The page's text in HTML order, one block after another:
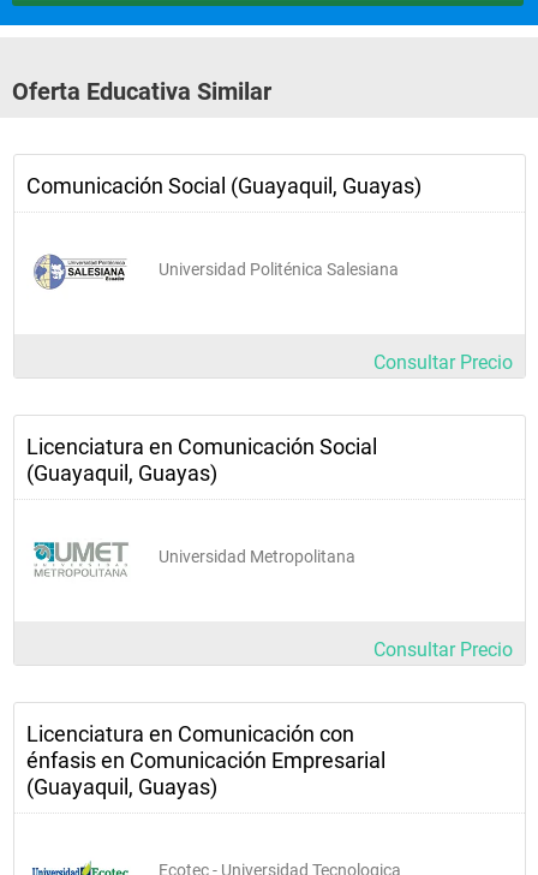
Oferta Educativa Similar
Comunicación Social (Guayaquil, Guayas)
Universidad Politénica Salesiana
Consultar Precio
Licenciatura en Comunicación Social
(Guayaquil, Guayas)
Universidad Metropolitana
Consultar Precio
Licenciatura en Comunicación con
énfasis en Comunicación Empresarial
(Guayaquil, Guayas)
Ecotec - Universidad Tecnologica